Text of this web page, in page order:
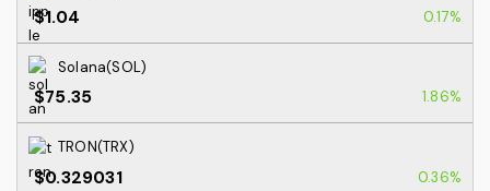
$1.04 0.17%
Solana(SOL)
$75.35 1.86%
TRON(TRX)
$0.329031 0.36%